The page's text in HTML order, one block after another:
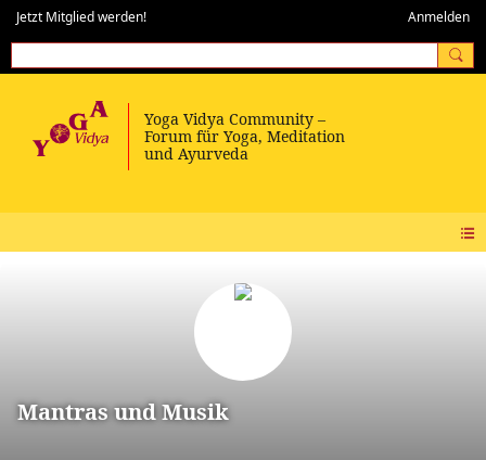
Jetzt Mitglied werden! Anmelden
Mantras und Musik